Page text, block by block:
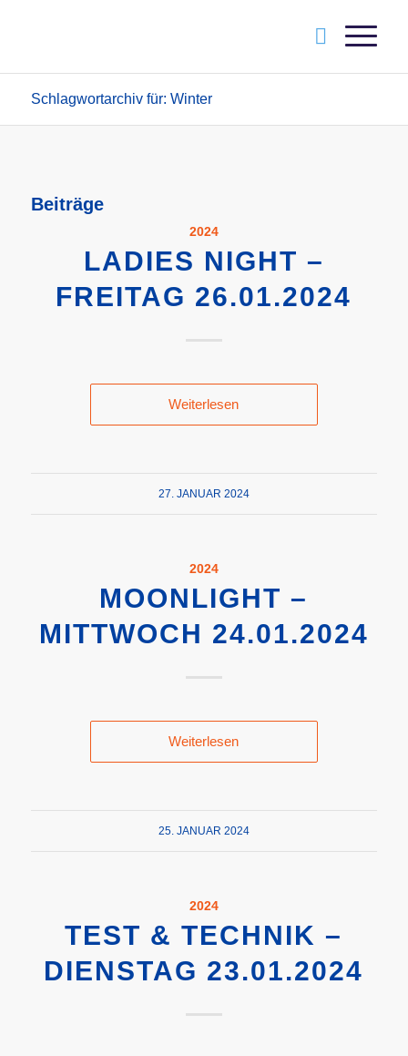
Schlagwortarchiv für: Winter
Beiträge
2024
LADIES NIGHT –
FREITAG 26.01.2024
Weiterlesen
27. JANUAR 2024
2024
MOONLIGHT –
MITTWOCH 24.01.2024
Weiterlesen
25. JANUAR 2024
2024
TEST & TECHNIK –
DIENSTAG 23.01.2024